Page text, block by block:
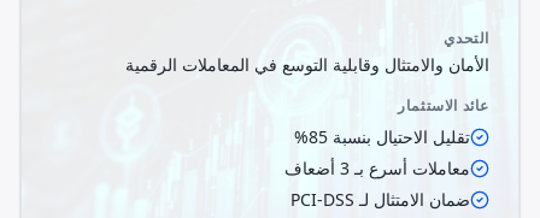
التحدي
الأمان والامتثال وقابلية التوسع في المعاملات الرقمية
عائد الاستثمار
تقليل الاحتيال بنسبة 85%
معاملات أسرع بـ 3 أضعاف
ضمان الامتثال لـ PCI-DSS